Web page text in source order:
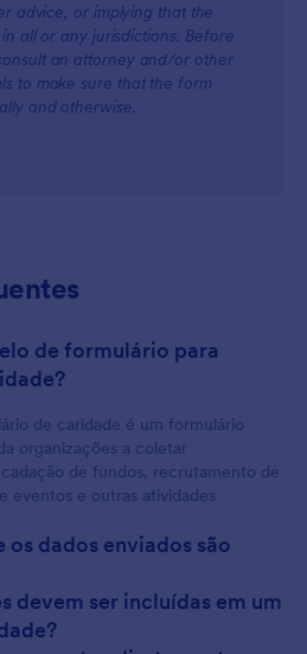
advice, or implying that the
all or any jurisdictions. Before
an attorney and/or other
to make sure that the form
and otherwise.
de formulário para
de caridade é um formulário
organizações a coletar
de fundos, recrutamento de
eventos e outras atividades
os dados enviados são
devem ser incluídas em um